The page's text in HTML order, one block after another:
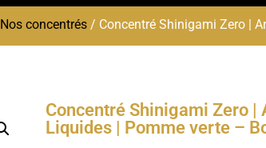
Nos concentrés/ Concentré Shinigami Zero |
Concentré Shinigami Zero |
Liquides | Pomme verte –